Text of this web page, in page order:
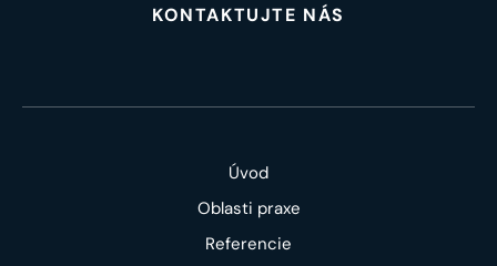
KONTAKTUJTE NÁS
Úvod
Oblasti praxe
Referencie